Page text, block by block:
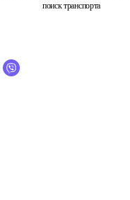
поиск транспорта